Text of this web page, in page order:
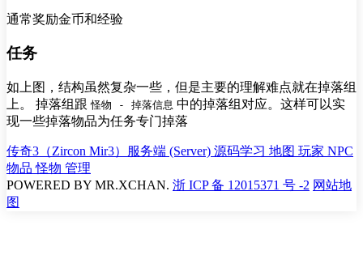
通常奖励金币和经验
任务
如上图，结构虽然复杂一些，但是主要的理解难点就在掉落组
上。 掉落组跟怪物 - 掉落信息 中的掉落组对应。这样可以实
现一些掉落物品为任务专门掉落
传奇3（Zircon Mir3）服务端 (Server) 源码学习 地图 玩家 NPC
物品怪物 管理
POWERED BY MR.XCHAN. 浙 ICP 备 12015371 号 -2 网站地
图